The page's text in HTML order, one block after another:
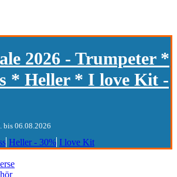
2026 - Trumpeter *
* Heller * I love Kit -
06.08.2026
Heller - 30% I love Kit